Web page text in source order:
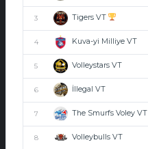
3 Tigers VT
4 Kuva-yi Milliye VT
5 Volleystars VT
6 İllegal VT
7 The Smurfs Voley VT
8 Volleybulls VT